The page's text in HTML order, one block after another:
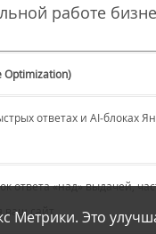
работе
Optimization)
ответах и AI‐блоках
ответа «над» выдачей,
ваш сайт
Метрики. Это